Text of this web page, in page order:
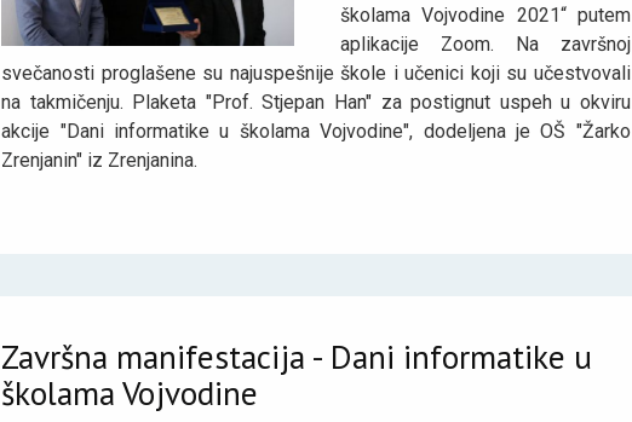
školama Vojvodine 2021“ putem
aplikacije Zoom. Na završnoj
svečanosti proglašene su najuspešnije škole i učenici koji su učestvovali
na takmičenju. Plaketa "Prof. Stjepan Han" za postignut uspeh u okviru
akcije "Dani informatike u školama Vojvodine", dodeljena je OŠ "Žarko
Zrenjanin" iz Zrenjanina.
Završna manifestacija - Dani informatike u
školama Vojvodine